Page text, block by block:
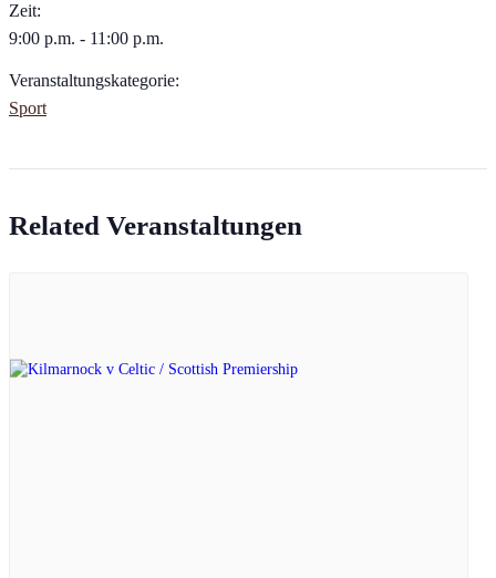
Zeit:
9:00 p.m. - 11:00 p.m.
Veranstaltungskategorie:
Sport
Related Veranstaltungen